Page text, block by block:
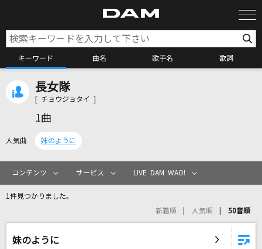
キーワード 曲名 歌手名 歌詞
カラオケリクエスト
長女隊
[ チョウジョタイ ]
1曲
人気曲 妹のように
コンテンツ サービス LIVE DAM WAO!
1件見つかりました。
新着順 人気順 50音順
妹のように